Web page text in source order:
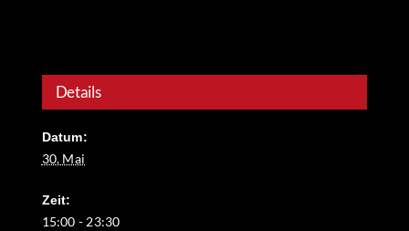
Details
Datum:
30. Mai
Zeit:
15:00 - 23:30